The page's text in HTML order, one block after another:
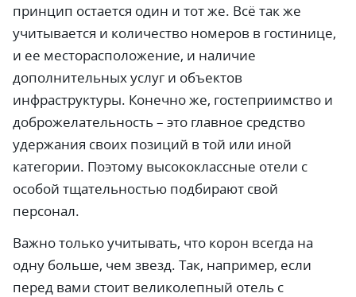
принцип остается один и тот же. Всё так же
учитывается и количество номеров в гостинице,
и ее месторасположение, и наличие
дополнительных услуг и объектов
инфраструктуры. Конечно же, гостеприимство и
доброжелательность – это главное средство
удержания своих позиций в той или иной
категории. Поэтому высококлассные отели с
особой тщательностью подбирают свой
персонал.
Важно только учитывать, что корон всегда на
одну больше, чем звезд. Так, например, если
перед вами стоит великолепный отель с